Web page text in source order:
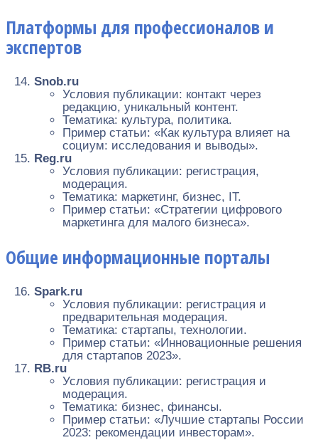
Платформы для профессионалов и
экспертов
Snob.ru
Условия публикации: контакт через
редакцию, уникальный контент.
Тематика: культура, политика.
Пример статьи: «Как культура влияет на
социум: исследования и выводы».
Reg.ru
Условия публикации: регистрация,
модерация.
Тематика: маркетинг, бизнес, IT.
Пример статьи: «Стратегии цифрового
маркетинга для малого бизнеса».
Общие информационные порталы
Spark.ru
Условия публикации: регистрация и
предварительная модерация.
Тематика: стартапы, технологии.
Пример статьи: «Инновационные решения
для стартапов 2023».
RB.ru
Условия публикации: регистрация и
модерация.
Тематика: бизнес, финансы.
Пример статьи: «Лучшие стартапы России
2023: рекомендации инвесторам».